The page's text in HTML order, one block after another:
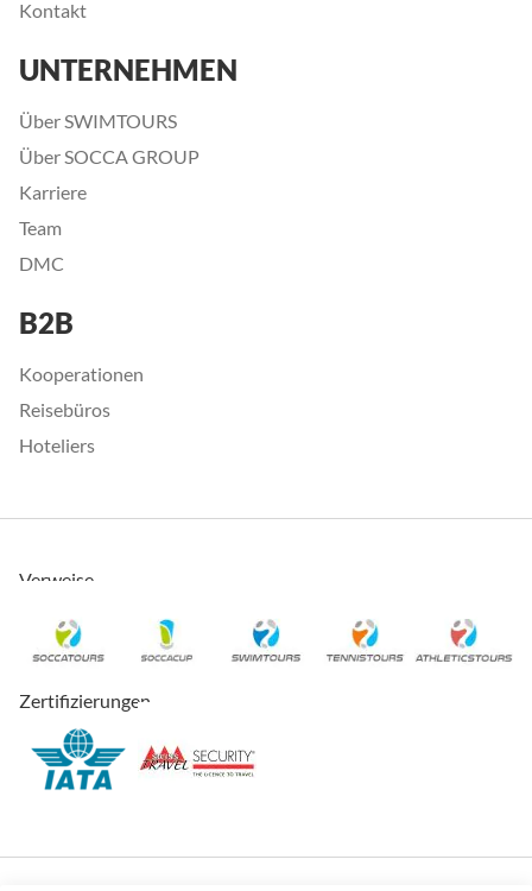
Kontakt
UNTERNEHMEN
Über SWIMTOURS
Über SOCCA GROUP
Karriere
Team
DMC
B2B
Kooperationen
Reisebüros
Hoteliers
Verweise
Zertifizierungen